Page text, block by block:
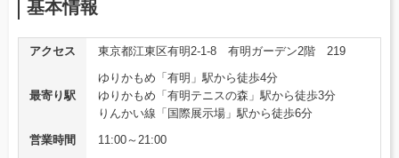
基本情報
アクセス 東京都江東区有明2-1-8 有明ガーデン2階 219
最寄り駅
ゆりかもめ「有明」駅から徒歩4分
ゆりかもめ「有明テニスの森」駅から徒歩3分
りんかい線「国際展示場」駅から徒歩6分
営業時間
11:00～21:00